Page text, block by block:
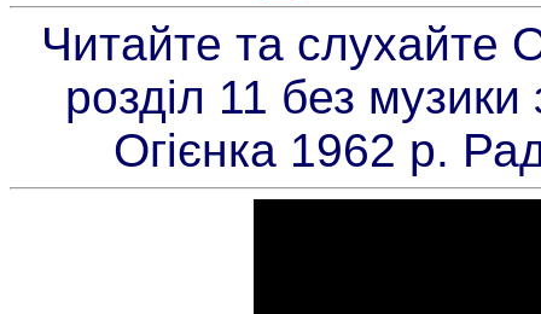
Читайте та слухайте
розділ 11 без
Огієнка 1962 р.